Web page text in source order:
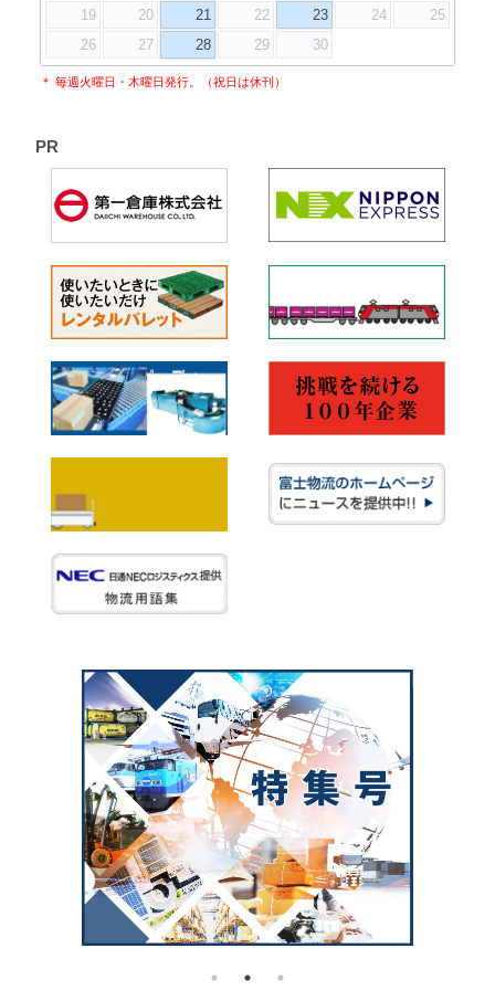
19
20 21 22 23 24
25
26
27 28 29 30
＊ 毎週火曜日・木曜日発行。（祝日は休刊）